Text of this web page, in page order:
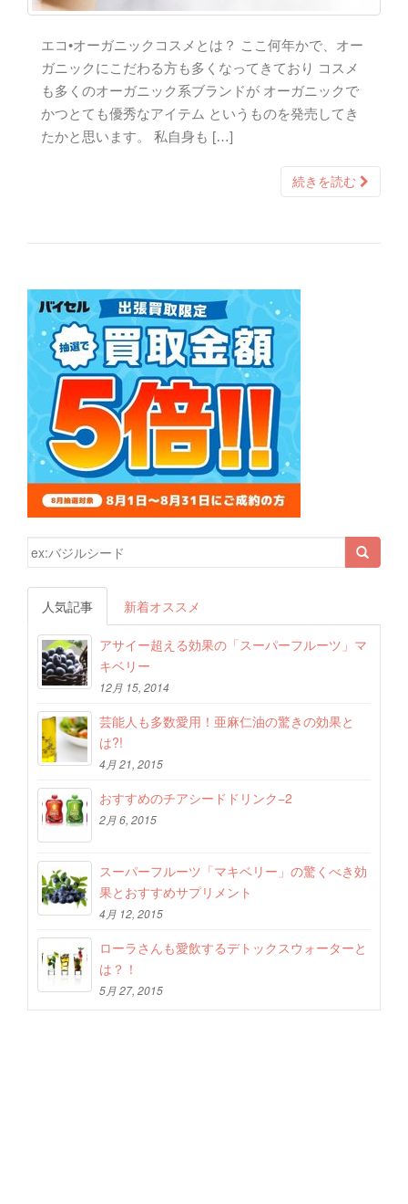
エコ•オーガニックコスメとは？ ここ何年かで、オー
ガニックにこだわる方も多くなってきており コスメ
も多くのオーガニック系ブランドが オーガニックで
かつとても優秀なアイテム というものを発売してき
たかと思います。 私自身も […]
続きを読む
検索結果:
人気記事 新着オススメ
アサイー超える効果の「スーパーフルーツ」マ
キベリー
12月 15, 2014
芸能人も多数愛用！亜麻仁油の驚きの効果と
は?!
4月 21, 2015
おすすめのチアシードドリンク−2
2月 6, 2015
スーパーフルーツ「マキベリー」の驚くべき効
果とおすすめサプリメント
4月 12, 2015
ローラさんも愛飲するデトックスウォーターと
は？！
5月 27, 2015